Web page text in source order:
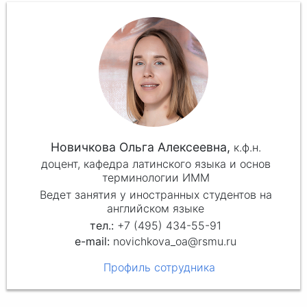
Новичкова Ольга Алексеевна, к.ф.н.
доцент, кафедра латинского языка и основ
терминологии ИММ
Ведет занятия у иностранных студентов на
английском языке
+7 (495) 434-55-91
novichkova_oa@rsmu.ru
Профиль сотрудника